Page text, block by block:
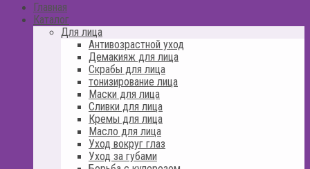
Главная
Каталог
Для лица
Антивозрастной уход
Демакияж для лица
Скрабы для лица
тонизирование лица
Маски для лица
Сливки для лица
Кремы для лица
Масло для лица
Уход вокруг глаз
Уход за губами